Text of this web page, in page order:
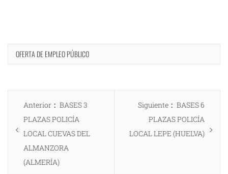
OFERTA DE EMPLEO PÚBLICO
Navegación
entradas
Anterior
Entrada
anterior:
BASES 3
PLAZAS POLICÍA
LOCAL CUEVAS DEL
ALMANZORA
(ALMERÍA)
Siguiente
Entrada
siguiente:
BASES 6
PLAZAS POLICÍA
LOCAL LEPE (HUELVA)